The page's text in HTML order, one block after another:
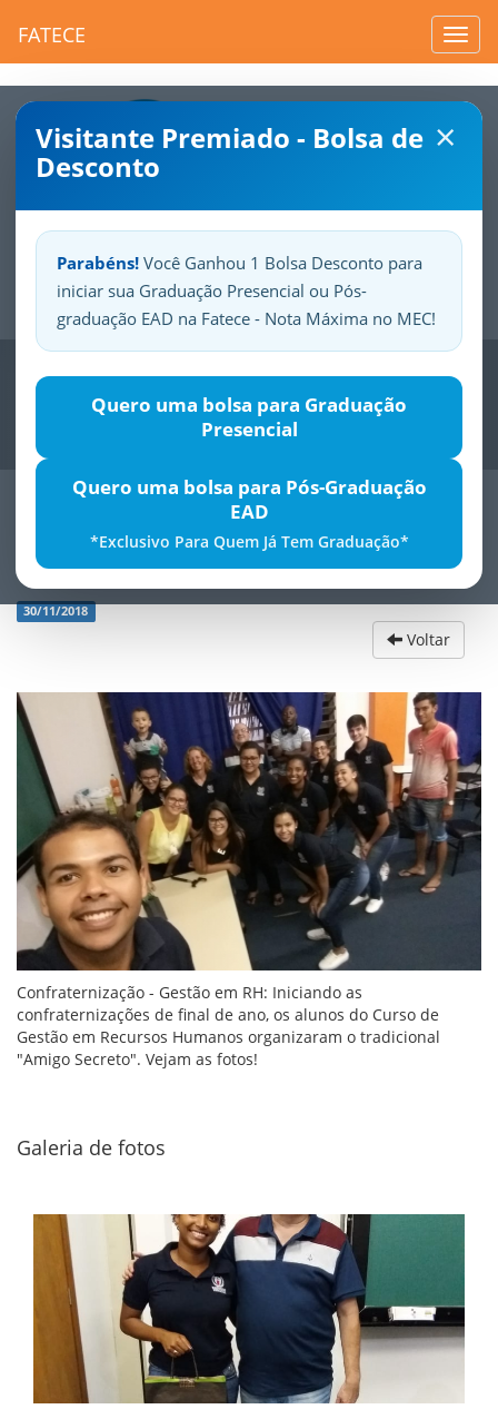
FATECE
×
Visitante Premiado - Bolsa de
Desconto
Parabéns! Você Ganhou 1 Bolsa Desconto para
iniciar sua Graduação Presencial ou Pós-
graduação EAD na Fatece - Nota Máxima no MEC!
Quero uma bolsa para Graduação
Presencial
Quero uma bolsa para Pós-Graduação
EAD
*Exclusivo Para Quem Já Tem Graduação*
SuaFatece.Seuorgulho.
Previous
ConfraternizaÃ§Ã£o - GestÃ£o em RH
30/11/2018
Voltar
Confraternização - Gestão em RH: Iniciando as
confraternizações de final de ano, os alunos do Curso de
Gestão em Recursos Humanos organizaram o tradicional
"Amigo Secreto". Vejam as fotos!
Galeria de fotos